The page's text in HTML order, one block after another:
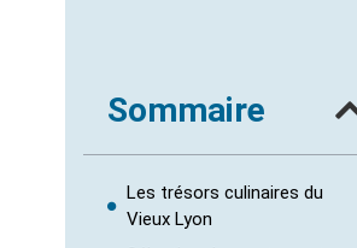
Sommaire
Les trésors culinaires du
Vieux Lyon